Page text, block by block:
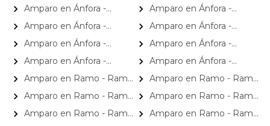
Florero 12 rosas ecuatorianas
lila
Florero 12 rosas ecuatorianas
rojo
Amparo en Ánfora -
Florero 12 rosas ecuatorianas
rosado
Amparo en Ánfora -
Florero 24 rosas blanco y rojo
Amparo en Ánfora -
Florero 24 rosas ecuatorianas
amarillo
Amparo en Ánfora -
Florero 24 rosas ecuatorianas
blanco
Amparo en Ánfora -
Florero 24 rosas ecuatorianas
damasco
Amparo en Ánfora -
Florero 24 rosas ecuatorianas
lila
Amparo en Ánfora -
Florero 24 rosas ecuatorianas
rojo
Amparo en Ánfora -
Florero 24 rosas ecuatorianas
rosado
Amparo en Ramo - Ramo
extendido 18 rosas amarillo
Amparo en Ramo - Ramo
extendido 18 rosas blanco y
rojo
Amparo en Ramo - Ramo
extendido 18 rosas
ecuatoriana damasco
Amparo en Ramo - Ramo
extendido 18 rosas
ecuatoriana naranjo
Amparo en Ramo - Ramo
Amparo en Ramo - Ramo